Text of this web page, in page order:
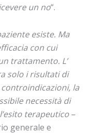
un no“.
esiste. Ma
con cui
trattamento. L’
solo i risultati di
la
necessità di
terapeutico –
generale e